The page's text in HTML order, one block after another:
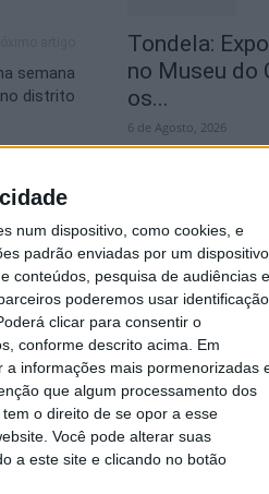
num dispositivo, como cookies, e
padrão enviadas por um dispositivo
conteúdos, pesquisa de audiências e
poderemos usar
clicar para consentir o
conforme descrito acima. Em
informações mais pormenorizadas
que algum processamento dos
o direito de se opor a esse
Você pode alterar suas
a este site e clicando no botão
semana
distrito
Tondela:
no Museu do
os...
6 de Agosto, 2026
Viseu:
instalar 54
6 de Agosto, 2026